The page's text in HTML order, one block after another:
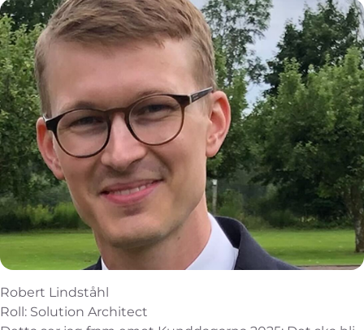
Robert Lindståhl
Roll: Solution Architect